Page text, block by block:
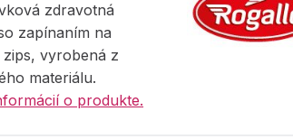
zdravotná
zapínaním na
vyrobená z
materiálu.
o produkte.